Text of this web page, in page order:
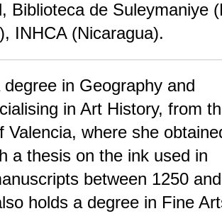
Biblioteca de Suleymaniye
INHCA (Nicaragua).
in Geography and
in Art History, from
Valencia, where she
a thesis on the ink used in
between 1250 and
holds a degree in Fine